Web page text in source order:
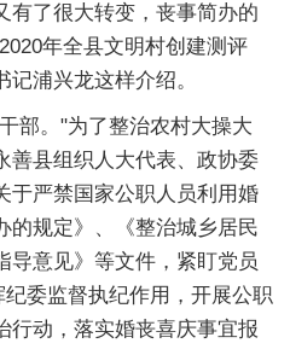
有了很大转变，丧事简办的
年全县文明村创建测评
浦兴龙这样介绍。
部。"为了整治农村大操大
善县组织人大代表、政协委
于严禁国家公职人员利用婚
的规定》、《整治城乡居民
导意见》等文件，紧盯党员
委监督执纪作用，开展公职
行动，落实婚丧喜庆事宜报